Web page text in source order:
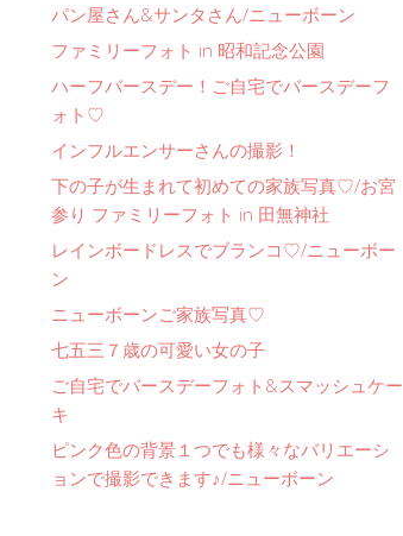
パン屋さん&サンタさん/ニューボーン
ファミリーフォト in 昭和記念公園
ハーフバースデー！ご自宅でバースデーフ
ォト♡
インフルエンサーさんの撮影！
下の子が生まれて初めての家族写真♡/お宮
参り ファミリーフォト in 田無神社
レインボードレスでブランコ♡/ニューボー
ン
ニューボーンご家族写真♡
七五三７歳の可愛い女の子
ご自宅でバースデーフォト&スマッシュケー
キ
ピンク色の背景１つでも様々なバリエーシ
ョンで撮影できます♪/ニューボーン